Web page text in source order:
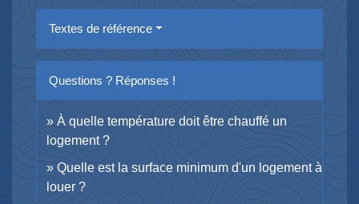
Textes de référence
Questions ? Réponses !
À quelle température doit être chauffé un
logement ?
Quelle est la surface minimum d'un logement à
louer ?